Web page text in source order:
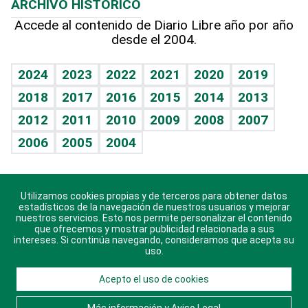
Hablando con el pediatra
Vida y familia
Eñe
Celebrando la vida
Sin complejos
En pocas palabras
Escuchando al corazón
Economía Personal
TBT Deportivo
Más firmas
Hecho en casa
Guía del dinero
Cumpleaños
Horóscopos
Crucigramas
ARCHIVO HISTÓRICO
Accede al contenido de Diario Libre año por año
desde el 2004.
2024 2023 2022 2021 2020
2019
2018
2017 2016 2015 2014
2013
2012
2011 2010 2009 2008
2007
2006
2005 2004
Descarga nuestras aplicaciones para Android, iOS y
sistema Huawei.
© 2021 Diario Libre, todos los derechos reservados.
Utilizamos cookies propias y de terceros para obtener datos
estadísticos de la navegación de nuestros usuarios y mejorar
nuestros servicios. Esto nos permite personalizar el contenido
que ofrecemos y mostrar publicidad relacionada a sus
intereses. Si continúa navegando, consideramos que acepta su
uso.
Acepto el uso de cookies